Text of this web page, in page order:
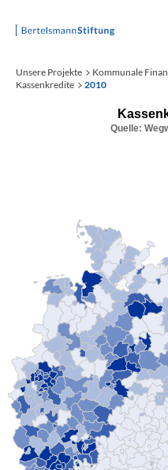
Startseite
Unsere Projekte Kommunale
Kassenkredite
2010
Quelle: